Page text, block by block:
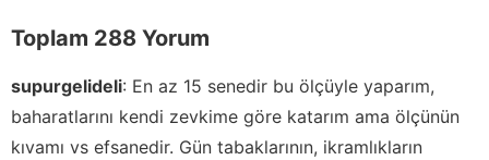
Toplam 288 Yorum
supurgelideli: En az 15 senedir bu ölçüyle yaparım,
baharatlarını kendi zevkime göre katarım ama ölçünün
kıvamı vs efsanedir. Gün tabaklarının, ikramlıkların